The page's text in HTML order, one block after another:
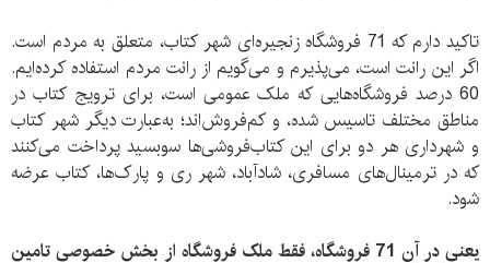
تاکید دارم که 71 فروشگاه زنجیره‌ای شهر کتاب، متعلق به مردم است.
اگر این رانت است، می‌پذیرم و می‌گویم از رانت مردم استفاده کرده‌ایم.
60 درصد فروشگاه‌هایی که ملک عمومی است، برای ترویج کتاب در
مناطق مختلف تاسیس شده، و کم‌فروش‌اند؛ به‌عبارت‌ دیگر شهر کتاب
و شهرداری هر دو برای این کتاب‌فروشی‌ها سوبسید پرداخت می‌کنند
که در ترمینال‌های مسافر‌‌ی، شاد‌آباد، شهر ری و پارک‌ها، کتاب‌ عرضه
شود.
یعنی در آن 71 فروشگاه، فقط ملک فروشگاه از بخش خصوصی تامین